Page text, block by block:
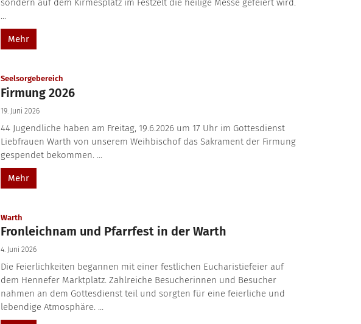
sondern auf dem Kirmesplatz im Festzelt die heilige Messe gefeiert wird.
...
Mehr
Seelsorgebereich
Firmung 2026
19. Juni 2026
44 Jugendliche haben am Freitag, 19.6.2026 um 17 Uhr im Gottesdienst
Liebfrauen Warth von unserem Weihbischof das Sakrament der Firmung
gespendet bekommen. ...
Mehr
Warth
Fronleichnam und Pfarrfest in der Warth
4. Juni 2026
Die Feierlichkeiten begannen mit einer festlichen Eucharistiefeier auf
dem Hennefer Marktplatz. Zahlreiche Besucherinnen und Besucher
nahmen an dem Gottesdienst teil und sorgten für eine feierliche und
lebendige Atmosphäre. ...